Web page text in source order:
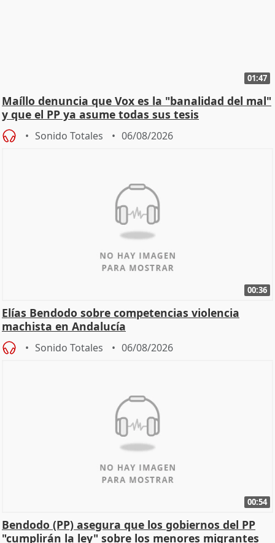
01:47
Maíllo denuncia que Vox es la "banalidad del mal"
y que el PP ya asume todas sus tesis
Sonido Totales 06/08/2026
00:36
Elías Bendodo sobre competencias violencia
machista en Andalucía
Sonido Totales 06/08/2026
00:54
Bendodo (PP) asegura que los gobiernos del PP
"cumplirán la ley" sobre los menores migrantes